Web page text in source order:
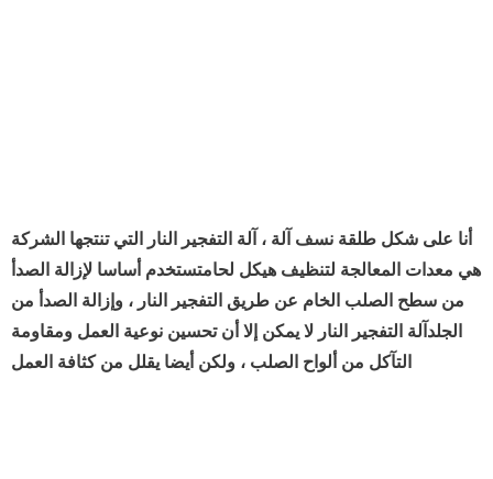
أنا على شكل طلقة نسف آلة ، آلة التفجير النار التي تنتجها الشركة
هي معدات المعالجة لتنظيف هيكل لحامتستخدم أساسا لإزالة الصدأ
من سطح الصلب الخام عن طريق التفجير النار ، وإزالة الصدأ من
الجلدآلة التفجير النار لا يمكن إلا أن تحسين نوعية العمل ومقاومة
التآكل من ألواح الصلب ، ولكن أيضا يقلل من كثافة العمل